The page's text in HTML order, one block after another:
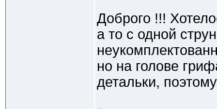
Доброго !!!
а то с одной
но на голове
детальки,